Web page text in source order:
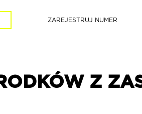
ZAREJESTRUJ NUMER
Z